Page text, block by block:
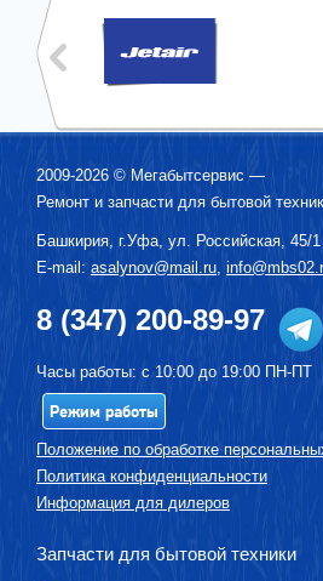
2009-2026 © Мегабытсервис —
Ремонт и запчасти для бытовой
Башкирия, г.Уфа, ул. Российская, 45/1
E-mail: asalynov@mail.ru,
8 (347) 200-89-97
Часы работы: с 10:00 до 19:00 ПН-ПТ
Режим работы
Положение по обработке
Политика конфиденциальности
Информация для дилеров
Запчасти для бытовой техники